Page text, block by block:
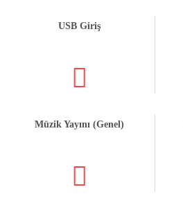
USB Giriş
Müzik Yayını (Genel)